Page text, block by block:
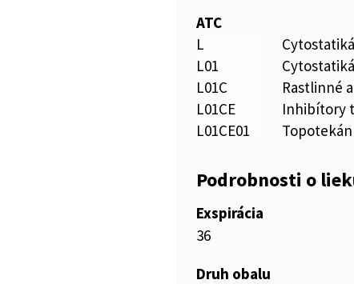
ATC
L
L01
Cytostatiká
L01C
Rastlinné
L01CE
Inhibítory
L01CE01
Topotekán
Podrobnosti o
Exspirácia
36
Druh obalu